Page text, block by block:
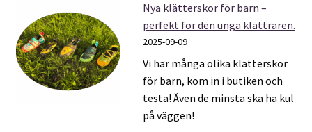
Nya klätterskor för barn –
perfekt för den unga klättraren.
2025-09-09
Vi har många olika klätterskor
för barn, kom in i butiken och
testa! Även de minsta ska ha kul
på väggen!